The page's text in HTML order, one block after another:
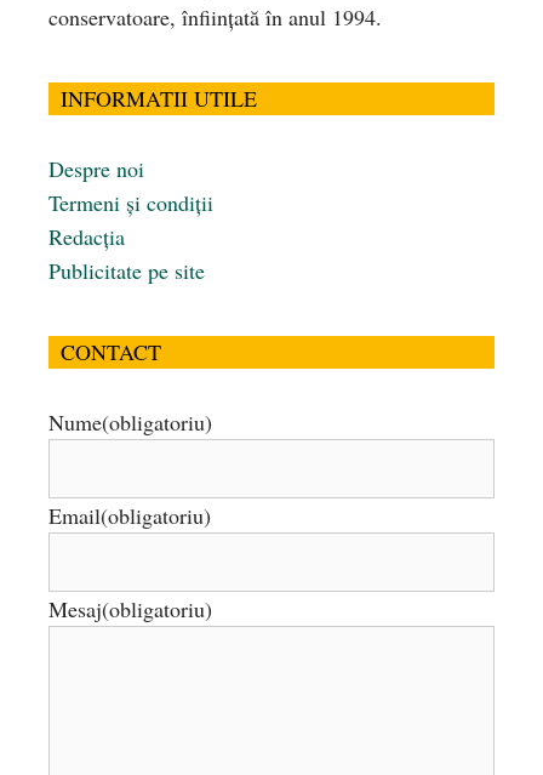
conservatoare, înfiinţată în anul 1994.
INFORMATII UTILE
Despre noi
Termeni și condiții
Redacția
Publicitate pe site
CONTACT
Nume(obligatoriu)
Email(obligatoriu)
Mesaj(obligatoriu)